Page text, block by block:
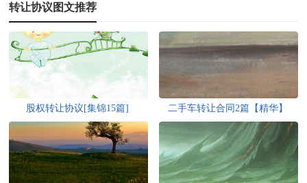
转让协议图文推荐
股权转让协议[集锦15篇] 二手车转让合同2篇【精华】